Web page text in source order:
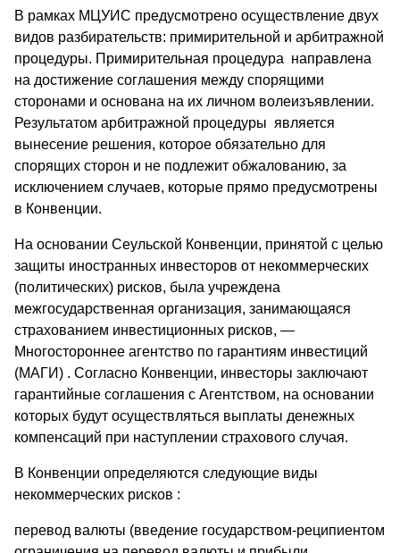
В рамках МЦУИС предусмотрено осуществление двух
видов разбирательств: примирительной и арбитражной
процедуры. Примирительная процедура направлена
на достижение соглашения между спорящими
сторонами и основана на их личном волеизъявлении.
Результатом арбитражной процедуры является
вынесение решения, которое обязательно для
спорящих сторон и не подлежит обжалованию, за
исключением случаев, которые прямо предусмотрены
в Конвенции.
На основании Сеульской Конвенции, принятой с целью
защиты иностранных инвесторов от некоммерческих
(политических) рисков, была учреждена
межгосударственная организация, занимающаяся
страхованием инвестиционных рисков, —
Многостороннее агентство по гарантиям инвестиций
(МАГИ) . Согласно Конвенции, инвесторы заключают
гарантийные соглашения с Агентством, на основании
которых будут осуществляться выплаты денежных
компенсаций при наступлении страхового случая.
В Конвенции определяются следующие виды
некоммерческих рисков :
перевод валюты (введение государством-реципиентом